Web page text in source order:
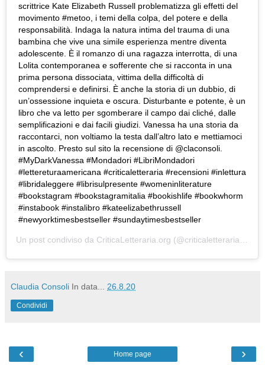
scrittrice Kate Elizabeth Russell problematizza gli effetti del
movimento #metoo, i temi della colpa, del potere e della
responsabilità. Indaga la natura intima del trauma di una
bambina che vive una simile esperienza mentre diventa
adolescente. È il romanzo di una ragazza interrotta, di una
Lolita contemporanea e sofferente che si racconta in una
prima persona dissociata, vittima della difficoltà di
comprendersi e definirsi. È anche la storia di un dubbio, di
un’ossessione inquieta e oscura. Disturbante e potente, è un
libro che va letto per sgomberare il campo dai cliché, dalle
semplificazioni e dai facili giudizi. Vanessa ha una storia da
raccontarci, non voltiamo la testa dall’altro lato e mettiamoci
in ascolto. Presto sul sito la recensione di @claconsoli.
#MyDarkVanessa #Mondadori #LibriMondadori
#lettereturaamericana #criticaletteraria #recensioni #inlettura
#libridaleggere #librisulpresente #womeninliterature
#bookstagram #bookstagramitalia #bookishlife #bookwhorm
#instabook #instalibro #kateelizabethrussell
#newyorktimesbestseller #sundaytimesbestseller
Un post condiviso da CriticaLetteraria.org (@criticaletteraria) in data:
Claudia Consoli In data... 26.8.20
Condividi
‹ ›
Home page